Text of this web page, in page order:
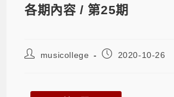
各期內容 / 第25期
musicollege 2020-10-26